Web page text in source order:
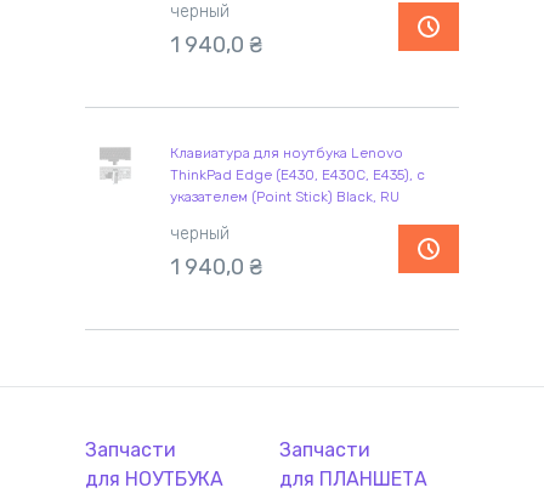
черный
1 940,0 ₴
Клавиатура для ноутбука Lenovo
ThinkPad Edge (E430, E430C, E435), с
указателем (Point Stick) Black, RU
черный
1 940,0 ₴
Запчасти
для НОУТБУКА
Запчасти
для ПЛАНШЕТА